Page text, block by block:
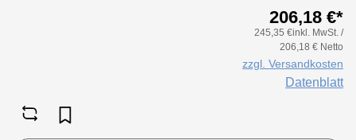
Luftmenge, geringeren Druckverlust &
206,18 €*
245,35 €inkl. MwSt. /
206,18 € Netto
zzgl. Versandkosten
Datenblatt